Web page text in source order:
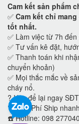
Cam kết sản phẩm
✅ Cam kết chỉ
tốt nhất.
✅ Làm việc từ 7h
✅ Tư vấn kê đặt,
✅ Thanh toán khi
chuyển khoản)
✅ Mọi thắc mắc về
cháy nổ.
?Hãy để lại ngay
? Miễn Phí Ship
☎️ Hotline: 098